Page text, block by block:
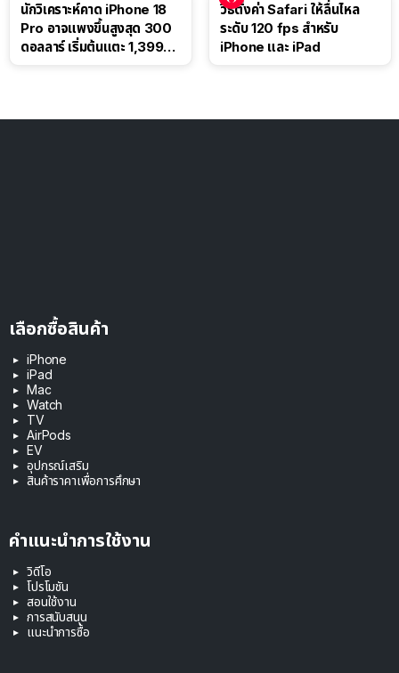
นักวิเคราะห์คาด iPhone 18
Pro อาจแพงขึ้นสูงสุด 300
ดอลลาร์ เริ่มต้นแตะ 1,399
วิธีตั้งค่า Safari ให้ลื่นไหล
ระดับ 120 fps สำหรับ
iPhone และ iPad
เลือกซื้อสินค้า
iPhone
iPad
Mac
Watch
TV
AirPods
EV
อุปกรณ์เสริม
สินค้าราคาเพื่อการศึกษา
คำแนะนำการใช้งาน
วิดีโอ
โปรโมชัน
สอนใช้งาน
การสนับสนุน
แนะนำการซื้อ